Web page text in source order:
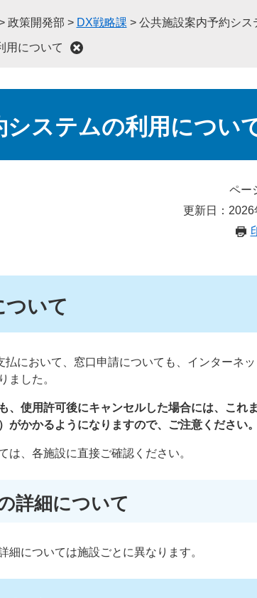
政策開発部 > DX戦略課 > 公共施設案内予約シス
用について
システムの利用につい
ペー
更新日：
ついて
において、窓口申請についても、インターネ
ました。
、使用許可後にキャンセルした場合には、これ
がかかるようになりますので、ご注意ください。
は、各施設に直接ご確認ください。
詳細について
については施設ごとに異なります。